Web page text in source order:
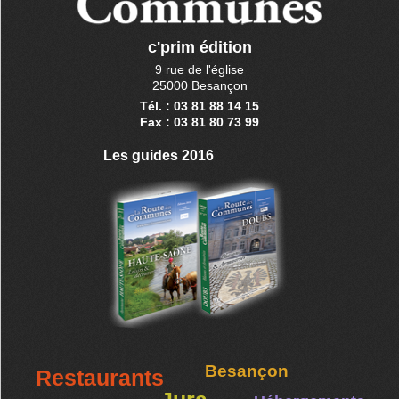
c'prim édition
9 rue de l'église
25000 Besançon
Tél. : 03 81 88 14 15
Fax : 03 81 80 73 99
Les guides 2016
Restaurants Besançon